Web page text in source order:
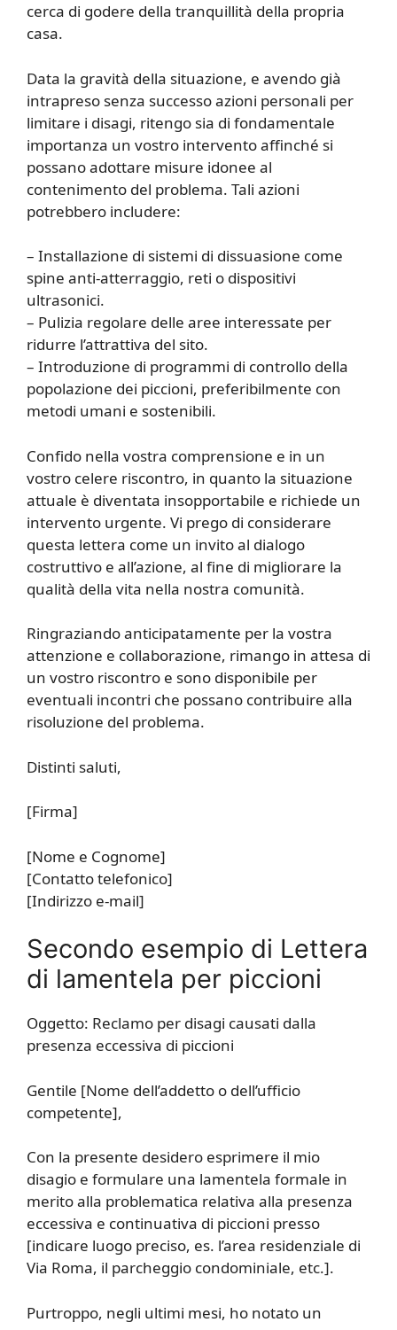
cerca di godere della tranquillità della propria
casa.
Data la gravità della situazione, e avendo già
intrapreso senza successo azioni personali per
limitare i disagi, ritengo sia di fondamentale
importanza un vostro intervento affinché si
possano adottare misure idonee al
contenimento del problema. Tali azioni
potrebbero includere:
– Installazione di sistemi di dissuasione come
spine anti-atterraggio, reti o dispositivi
ultrasonici.
– Pulizia regolare delle aree interessate per
ridurre l’attrattiva del sito.
– Introduzione di programmi di controllo della
popolazione dei piccioni, preferibilmente con
metodi umani e sostenibili.
Confido nella vostra comprensione e in un
vostro celere riscontro, in quanto la situazione
attuale è diventata insopportabile e richiede un
intervento urgente. Vi prego di considerare
questa lettera come un invito al dialogo
costruttivo e all’azione, al fine di migliorare la
qualità della vita nella nostra comunità.
Ringraziando anticipatamente per la vostra
attenzione e collaborazione, rimango in attesa di
un vostro riscontro e sono disponibile per
eventuali incontri che possano contribuire alla
risoluzione del problema.
Distinti saluti,
[Firma]
[Nome e Cognome]
[Contatto telefonico]
[Indirizzo e-mail]
Secondo esempio di Lettera
di lamentela per piccioni
Oggetto: Reclamo per disagi causati dalla
presenza eccessiva di piccioni
Gentile [Nome dell’addetto o dell’ufficio
competente],
Con la presente desidero esprimere il mio
disagio e formulare una lamentela formale in
merito alla problematica relativa alla presenza
eccessiva e continuativa di piccioni presso
[indicare luogo preciso, es. l’area residenziale di
Via Roma, il parcheggio condominiale, etc.].
Purtroppo, negli ultimi mesi, ho notato un